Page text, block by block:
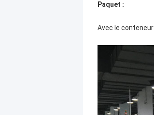
Paquet :
Avec le conteneur